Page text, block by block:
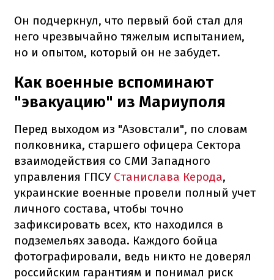
Он подчеркнул, что первый бой стал для
него чрезвычайно тяжелым испытанием,
но и опытом, который он не забудет.
Как военные вспоминают
"эвакуацию" из Мариуполя
Перед выходом из "Азовстали", по словам
полковника, старшего офицера Сектора
взаимодействия со СМИ Западного
управления ГПСУ Станислава Керода,
украинские военные провели полный учет
личного состава, чтобы точно
зафиксировать всех, кто находился в
подземельях завода. Каждого бойца
фотографировали, ведь никто не доверял
российским гарантиям и понимал риск